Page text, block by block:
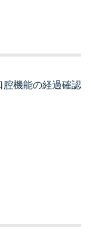
腔機能の経過確認